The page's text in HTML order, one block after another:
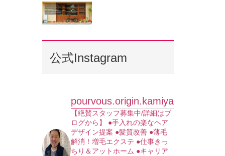
公式Instagram
pourvous.origin.kamiya
【絶賛スタッフ募集中/詳細はブ
ログから】
●手入れの楽なヘア
デザイン提案 ●髪質改善 ●薄毛
解消！増毛エクステ ●仕事きっ
ちり＆アットホーム ●キャリア